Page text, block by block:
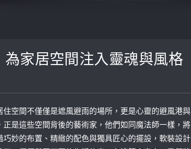
家居空間注入靈魂與風格
空間不僅僅是遮風避雨的場所，更是心靈的避風港與
是這些空間背後的藝術家，他們如同魔法師一樣，將
妙的布置、精緻的配色與獨具匠心的擺設，軟裝設計